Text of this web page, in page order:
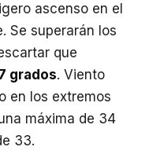
ascenso en el
Se superarán los
que
grados. Viento
en los extremos
máxima de 34
33.